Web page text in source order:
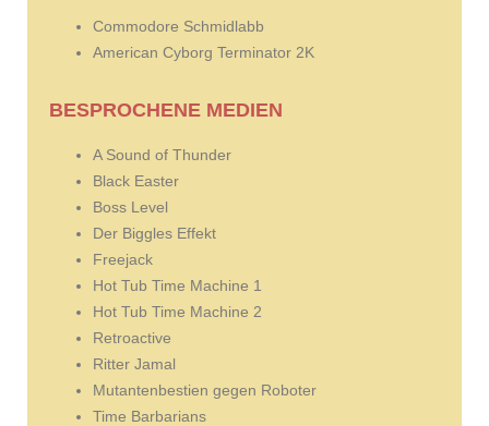
Commodore Schmidlabb
American Cyborg Terminator 2K
BESPROCHENE MEDIEN
A Sound of Thunder
Black Easter
Boss Level
Der Biggles Effekt
Freejack
Hot Tub Time Machine 1
Hot Tub Time Machine 2
Retroactive
Ritter Jamal
Mutantenbestien gegen Roboter
Time Barbarians